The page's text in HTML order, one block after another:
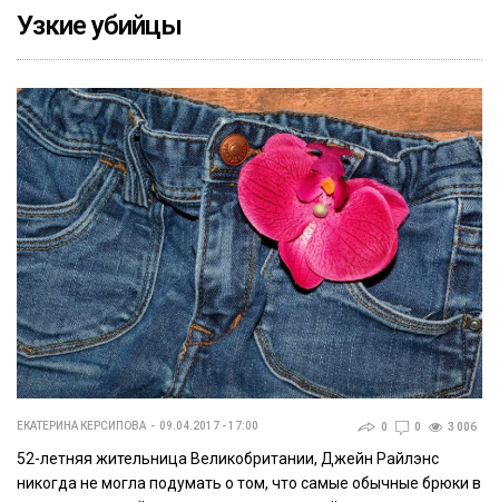
Узкие убийцы
ЕКАТЕРИНА КЕРСИПОВА 09.04.2017 - 17:00 0 0 3 006
52-летняя жительница Великобритании, Джейн Райлэнс
никогда не могла подумать о том, что самые обычные брюки в